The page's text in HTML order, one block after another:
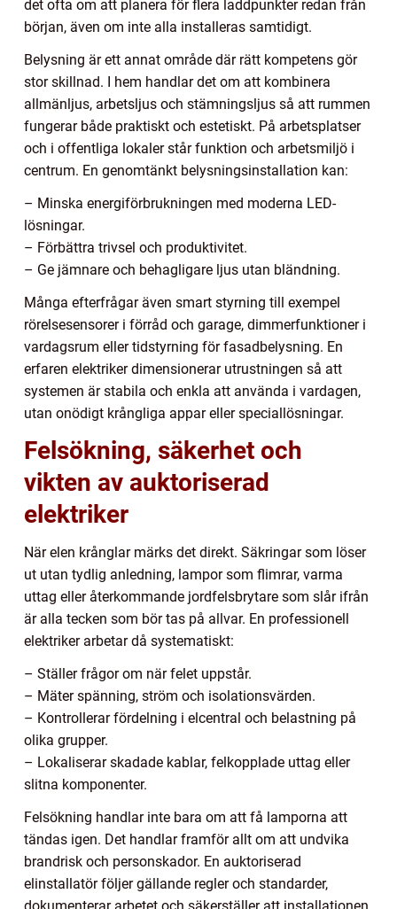
det ofta om att planera för flera laddpunkter redan från
början, även om inte alla installeras samtidigt.
Belysning är ett annat område där rätt kompetens gör
stor skillnad. I hem handlar det om att kombinera
allmänljus, arbetsljus och stämningsljus så att rummen
fungerar både praktiskt och estetiskt. På arbetsplatser
och i offentliga lokaler står funktion och arbetsmiljö i
centrum. En genomtänkt belysningsinstallation kan:
– Minska energiförbrukningen med moderna LED-
lösningar.
– Förbättra trivsel och produktivitet.
– Ge jämnare och behagligare ljus utan bländning.
Många efterfrågar även smart styrning till exempel
rörelsesensorer i förråd och garage, dimmerfunktioner i
vardagsrum eller tidstyrning för fasadbelysning. En
erfaren elektriker dimensionerar utrustningen så att
systemen är stabila och enkla att använda i vardagen,
utan onödigt krångliga appar eller speciallösningar.
Felsökning, säkerhet och
vikten av auktoriserad
elektriker
När elen krånglar märks det direkt. Säkringar som löser
ut utan tydlig anledning, lampor som flimrar, varma
uttag eller återkommande jordfelsbrytare som slår ifrån
är alla tecken som bör tas på allvar. En professionell
elektriker arbetar då systematiskt:
– Ställer frågor om när felet uppstår.
– Mäter spänning, ström och isolationsvärden.
– Kontrollerar fördelning i elcentral och belastning på
olika grupper.
– Lokaliserar skadade kablar, felkopplade uttag eller
slitna komponenter.
Felsökning handlar inte bara om att få lamporna att
tändas igen. Det handlar framför allt om att undvika
brandrisk och personskador. En auktoriserad
elinstallatör följer gällande regler och standarder,